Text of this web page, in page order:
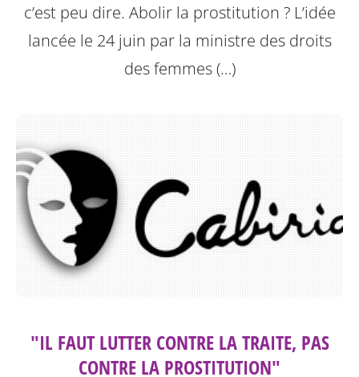
c’est peu dire. Abolir la prostitution ? L’idée
lancée le 24 juin par la ministre des droits
des femmes (…)
"IL FAUT LUTTER CONTRE LA TRAITE, PAS
CONTRE LA PROSTITUTION"